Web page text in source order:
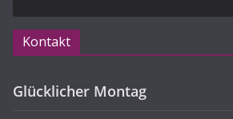
Kontakt
Glücklicher Montag